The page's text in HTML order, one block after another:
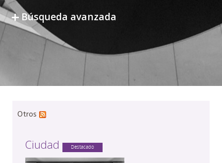
Búsqueda avanzada
Otros
Ciudad Destacado